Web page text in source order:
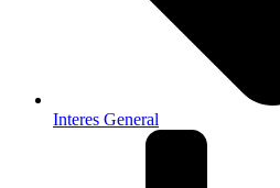
Interes General